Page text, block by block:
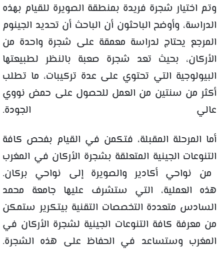
وتم اختيار شجرة فريدة بمنطقة الصويرة للقيام بهذه
الدراسة، وأوضح الباحثون أن الباحث أن تحديد الجينوم
المرجع يحتاج لدراسة معمقة على شجرة واحدة من
الأركان، بحيث تعد شجرة صعبة بالنظر لطبيعتها
البيولوجية التي تحتوي على عدة تركيبات، ما تطلب
أكثر من سنتين من العمل للحصول على حمض نووي
عالي الجودة.
أما المرحلة المقبلة، فتكمن في القيام بفحص كافة
التنوعات الجينية المتعلقة بشجرة الأركان في المغرب
من نواحي أكادير والصويرة إلى نواحي بركان.
هذه العملية، التي ستشرف عليها جامعة محمد
السادس متعددة التخصصات التقنية بيتكرير ستمكن
من معرفة كافة التنوعات الجينية لشجرة الأركان في
المغرب وستساعد في الحفاظ على هذه الشجرة.